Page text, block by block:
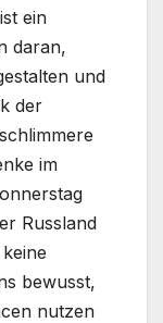
ein
daran,
und
der
im
Russland
bewusst,
nutzen